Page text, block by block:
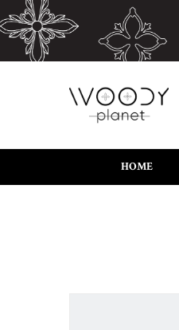
HOME